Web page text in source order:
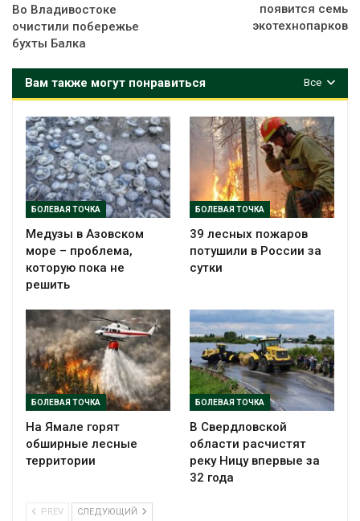
Во Владивостоке
очистили побережье
бухты Балка
появится семь
экотехнопарков
Все
Вам также могут понравиться
БОЛЕВАЯ ТОЧКА
Медузы в Азовском
море – проблема,
которую пока не
решить
БОЛЕВАЯ ТОЧКА
39 лесных пожаров
потушили в России за
сутки
БОЛЕВАЯ ТОЧКА
На Ямале горят
обширные лесные
территории
БОЛЕВАЯ ТОЧКА
В Свердловской
области расчистят
реку Ницу впервые за
32 года
PREV СЛЕДУЮЩИЙ